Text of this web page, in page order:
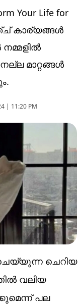
Your Life for
കാര്യങ്ങൾ
മാറ്റങ്ങൾ
| 11:20 PM
ചെറിയ
വലിയ
പല